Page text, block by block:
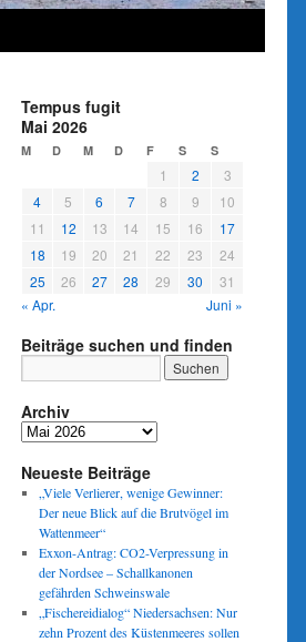
Tempus fugit
Mai 2026
M D M D F S S
1 2
3
4
5 6 7 8 9
10
11
12 13 14 15 16
17
18
19 20 21 22 23
24
25
26 27 28 29 30
31
« Apr.
Juni »
Beiträge suchen und finden
Archiv
Archiv
Neueste Beiträge
„Viele Verlierer, wenige Gewinner:
Der neue Blick auf die Brutvögel im
Wattenmeer“
Exxon-Antrag: CO2-Verpressung in
der Nordsee – Schallkanonen
gefährden Schweinswale
„Fischereidialog“ Niedersachsen: Nur
zehn Prozent des Küstenmeeres sollen